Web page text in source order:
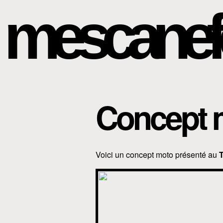
Concept
Voici un concept moto présenté au